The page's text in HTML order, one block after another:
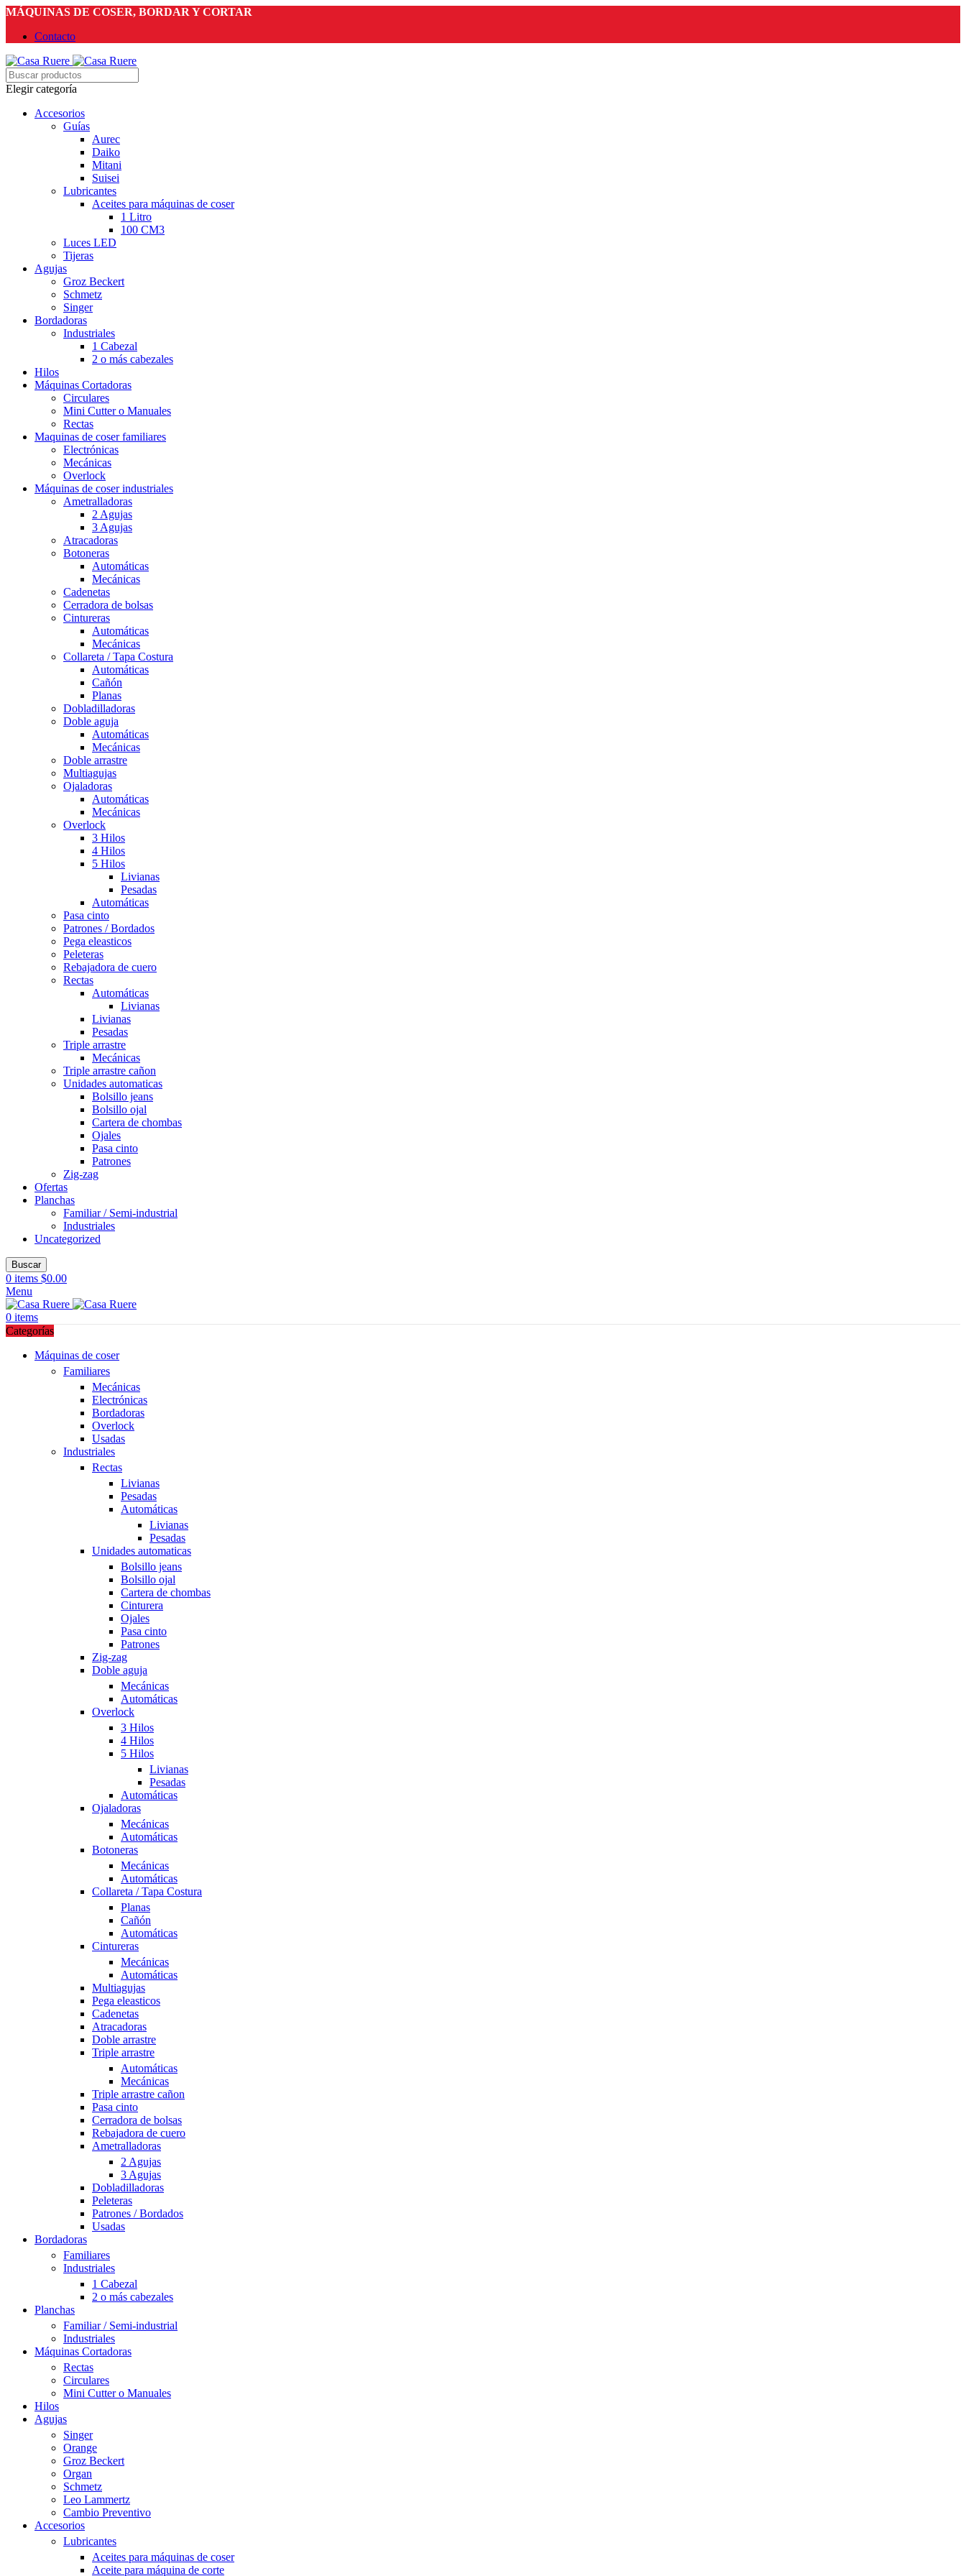
MÁQUINAS DE COSER, BORDAR Y CORTAR
Contacto
Elegir categoría
Accesorios
Guías
Aurec
Daiko
Mitani
Suisei
Lubricantes
Aceites para máquinas de coser
1 Litro
100 CM3
Luces LED
Tijeras
Agujas
Groz Beckert
Schmetz
Singer
Bordadoras
Industriales
1 Cabezal
2 o más cabezales
Hilos
Máquinas Cortadoras
Circulares
Mini Cutter o Manuales
Rectas
Maquinas de coser familiares
Electrónicas
Mecánicas
Overlock
Máquinas de coser industriales
Ametralladoras
2 Agujas
3 Agujas
Atracadoras
Botoneras
Automáticas
Mecánicas
Cadenetas
Cerradora de bolsas
Cintureras
Automáticas
Mecánicas
Collareta / Tapa Costura
Automáticas
Cañón
Planas
Dobladilladoras
Doble aguja
Automáticas
Mecánicas
Doble arrastre
Multiagujas
Ojaladoras
Automáticas
Mecánicas
Overlock
3 Hilos
4 Hilos
5 Hilos
Livianas
Pesadas
Automáticas
Pasa cinto
Patrones / Bordados
Pega eleasticos
Peleteras
Rebajadora de cuero
Rectas
Automáticas
Livianas
Livianas
Pesadas
Triple arrastre
Mecánicas
Triple arrastre cañon
Unidades automaticas
Bolsillo jeans
Bolsillo ojal
Cartera de chombas
Ojales
Pasa cinto
Patrones
Zig-zag
Ofertas
Planchas
Familiar / Semi-industrial
Industriales
Uncategorized
Buscar
0 items $0.00
Menu
0 items
Categorías
Máquinas de coser
Familiares
Mecánicas
Electrónicas
Bordadoras
Overlock
Usadas
Industriales
Rectas
Livianas
Pesadas
Automáticas
Livianas
Pesadas
Unidades automaticas
Bolsillo jeans
Bolsillo ojal
Cartera de chombas
Cinturera
Ojales
Pasa cinto
Patrones
Zig-zag
Doble aguja
Mecánicas
Automáticas
Overlock
3 Hilos
4 Hilos
5 Hilos
Livianas
Pesadas
Automáticas
Ojaladoras
Mecánicas
Automáticas
Botoneras
Mecánicas
Automáticas
Collareta / Tapa Costura
Planas
Cañón
Automáticas
Cintureras
Mecánicas
Automáticas
Multiagujas
Pega eleasticos
Cadenetas
Atracadoras
Doble arrastre
Triple arrastre
Automáticas
Mecánicas
Triple arrastre cañon
Pasa cinto
Cerradora de bolsas
Rebajadora de cuero
Ametralladoras
2 Agujas
3 Agujas
Dobladilladoras
Peleteras
Patrones / Bordados
Usadas
Bordadoras
Familiares
Industriales
1 Cabezal
2 o más cabezales
Planchas
Familiar / Semi-industrial
Industriales
Máquinas Cortadoras
Rectas
Circulares
Mini Cutter o Manuales
Hilos
Agujas
Singer
Orange
Groz Beckert
Organ
Schmetz
Leo Lammertz
Cambio Preventivo
Accesorios
Lubricantes
Aceites para máquinas de coser
Aceite para máquina de corte